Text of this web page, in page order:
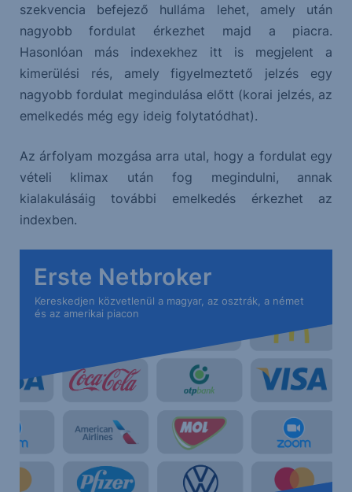
szekvencia befejező hulláma lehet, amely után
nagyobb fordulat érkezhet majd a piacra.
Hasonlóan más indexekhez itt is megjelent a
kimerülési rés, amely figyelmeztető jelzés egy
nagyobb fordulat megindulása előtt (korai jelzés, az
emelkedés még egy ideig folytatódhat).
Az árfolyam mozgása arra utal, hogy a fordulat egy
vételi klimax után fog megindulni, annak
kialakulásáig további emelkedés érkezhet az
indexben.
Erste Netbroker
Kereskedjen közvetlenül a magyar, az osztrák, a német
és az amerikai piacon